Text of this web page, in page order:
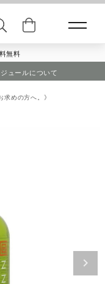
無料
ュールについて
めの方へ。》